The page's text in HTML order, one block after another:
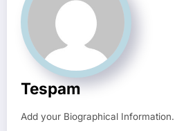
Tespam
Add your Biographical Information.